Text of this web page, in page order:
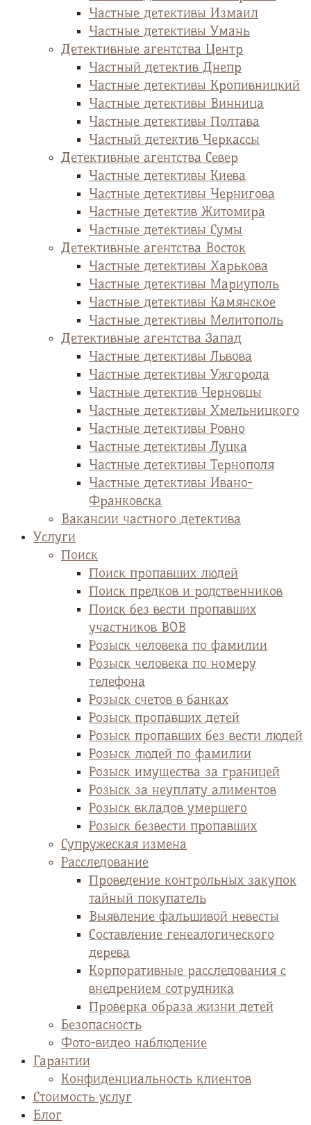
Частные детективы Измаил
Частные детективы Умань
Детективные агентства Центр
Частный детектив Днепр
Частные детективы Кропивницкий
Частные детективы Винница
Частные детективы Полтава
Частный детектив Черкассы
Детективные агентства Север
Частные детективы Киева
Частные детективы Чернигова
Частные детектив Житомира
Частные детективы Сумы
Детективные агентства Восток
Частные детективы Харькова
Частные детективы Мариуполь
Частные детективы Камянское
Частные детективы Мелитополь
Детективные агентства Запад
Частные детективы Львова
Частные детективы Ужгорода
Частные детектив Черновцы
Частные детективы Хмельницкого
Частные детективы Ровно
Частные детективы Луцка
Частные детективы Тернополя
Частные детективы Ивано-
Франковска
Вакансии частного детектива
Услуги
Поиск
Поиск пропавших людей
Поиск предков и родственников
Поиск без вести пропавших
участников ВОВ
Розыск человека по фамилии
Розыск человека по номеру
телефона
Розыск счетов в банках
Розыск пропавших детей
Розыск пропавших без вести людей
Розыск людей по фамилии
Розыск имущества за границей
Розыск за неуплату алиментов
Розыск вкладов умершего
Розыск безвести пропавших
Супружеская измена
Расследование
Проведение контрольных закупок
тайный покупатель
Выявление фальшивой невесты
Cоставление генеалогического
дерева
Корпоративные расследования с
внедрением сотрудника
Проверка образа жизни детей
Безопасность
Фото-видео наблюдение
Гарантии
Конфиденциальность клиентов
Стоимость услуг
Блог